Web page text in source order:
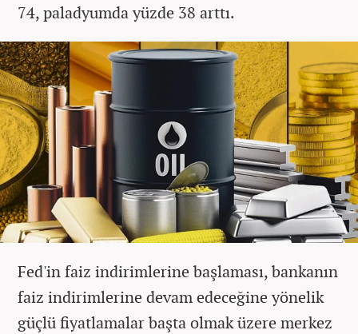
74, paladyumda yüzde 38 arttı.
Fed'in faiz indirimlerine başlaması, bankanın
faiz indirimlerine devam edeceğine yönelik
güçlü fiyatlamalar başta olmak üzere merkez